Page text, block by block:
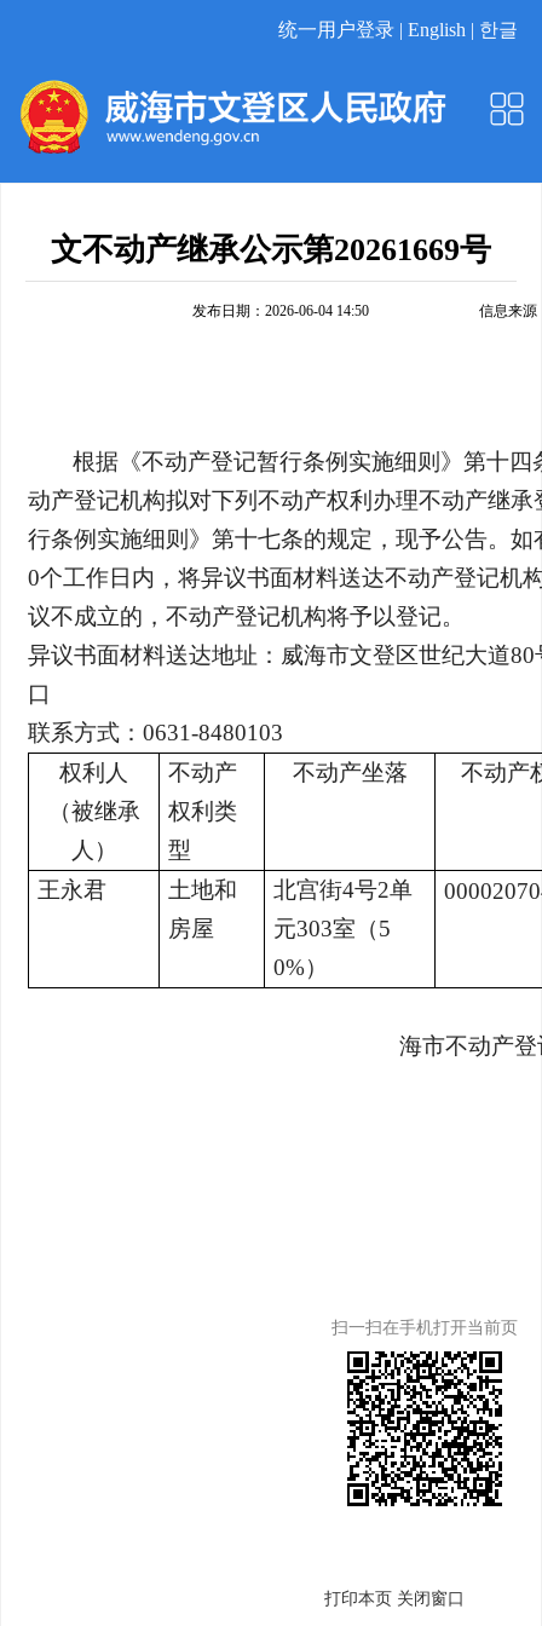
统一用户登录 | English | 한글
文不动产继承公示第20261669号
发布日期：2026-06-04 14:50 信息来源
根据《不动产登记暂行条例实施细则》第十
动产登记机构拟对下列不动产权利办理不动产继
行条例实施细则》第十七条的规定，现予公告。
0个工作日内，将异议书面材料送达不动产登记机
议不成立的，不动产登记机构将予以登记。
异议书面材料送达地址：威海市文登区世纪大道
口
联系方式：0631-8480103
权利人
（被继承
人）
不动产
权利类
型
不动产坐落 不动产
王永君
土地和
房屋
北宫街4号2单
元303室（5
0%）
海市不动产
扫一扫在手机打开当前页
打印本页 关闭窗口